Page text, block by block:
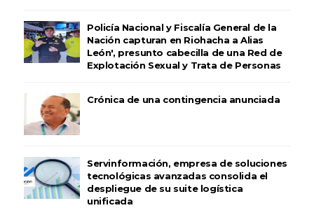
Policía Nacional y Fiscalía General de la
Nación capturan en Riohacha a Alias
León', presunto cabecilla de una Red de
Explotación Sexual y Trata de Personas
Crónica de una contingencia anunciada
Servinformación, empresa de soluciones
tecnológicas avanzadas consolida el
despliegue de su suite logística
unificada